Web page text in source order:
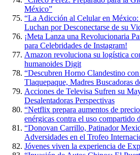
México”
“La Adicción al Celular en México:
Luchan por Desconectarse de su
¡Meta Lanza una Revolucionaria
para Celebridades de Instagram!
Amazon revoluciona su logística
humanoides Digit
“Descubren Horno Clandestino
Tlaquepaque, Madres Buscadoras
Acciones de Televisa Sufren su
Desalentadoras Perspectivas
“Netflix prepara aumentos de
enérgicas contra el uso compartido
“Donovan Carrillo, Patinador
Adversidades en el Trofeo
Jóvenes viven la experiencia de